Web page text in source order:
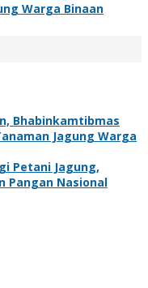
Warga Binaan
Bhabinkamtibmas
Jagung Warga
Petani Jagung,
Pangan Nasional